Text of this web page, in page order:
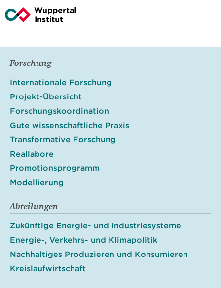
Forschung
Internationale Forschung
Projekt-Übersicht
Forschungskoordination
Gute wissenschaftliche Praxis
Transformative Forschung
Reallabore
Promotionsprogramm
Modellierung
Abteilungen
Zukünftige Energie- und Industriesysteme
Energie-, Verkehrs- und Klimapolitik
Nachhaltiges Produzieren und Konsumieren
Kreislaufwirtschaft